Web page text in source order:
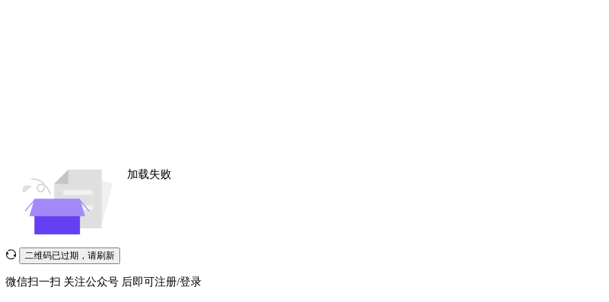
加载失败
二维码已过期，请刷新
微信扫一扫 关注公众号 后即可注册/登录